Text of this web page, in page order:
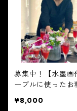
募集中！【水墨画
ーブルに使ったお
0〜13:30
¥8,000